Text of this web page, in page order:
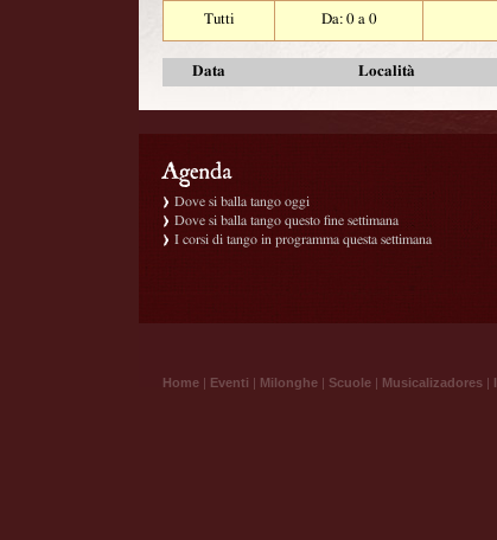
Tutti
Da: 0 a 0
Data Località
Dove si balla tango oggi
Dove si balla tango questo fine settimana
I corsi di tango in programma questa settimana
Home | Eventi | Milonghe | Scuole | Musicalizadores |